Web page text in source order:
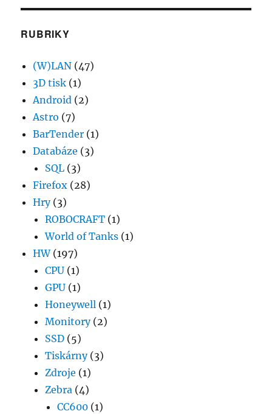
RUBRIKY
(W)LAN (47)
3D tisk (1)
Android (2)
Astro (7)
BarTender (1)
Databáze (3)
SQL (3)
Firefox (28)
Hry(3)
ROBOCRAFT (1)
World of Tanks (1)
HW(197)
CPU (1)
GPU (1)
Honeywell (1)
Monitory(2)
SSD (5)
Tiskárny(3)
Zdroje (1)
Zebra (4)
CC600 (1)